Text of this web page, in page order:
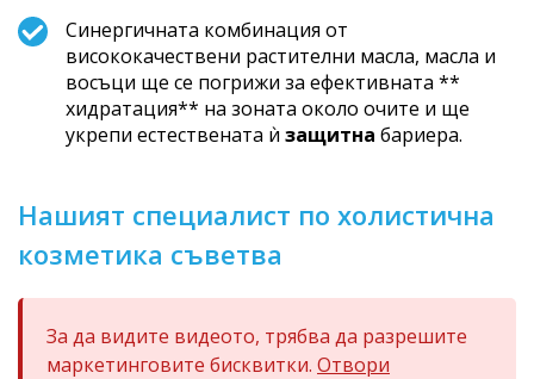
Синергичната комбинация от
висококачествени растителни масла, масла и
восъци ще се погрижи за ефективната **
хидратация** на зоната около очите и ще
укрепи естествената ѝ защитна бариера.
Нашият специалист по холистична
козметика съветва
За да видите видеото, трябва да разрешите
маркетинговите бисквитки. Отвори